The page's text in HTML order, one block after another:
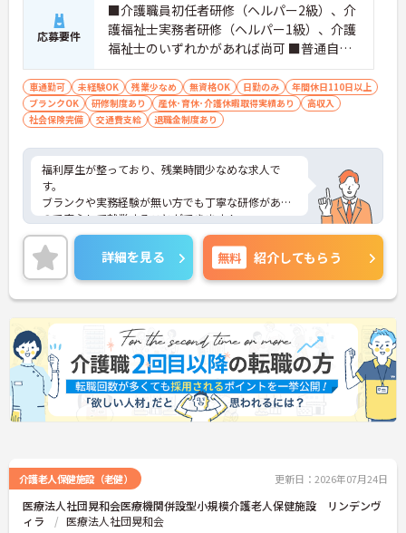
応募要件
■介護職員初任者研修（ヘルパー2級）、介
護福祉士実務者研修（ヘルパー1級）、介護
福祉士のいずれかがあれば尚可 ■普通自動
車運転免許（AT車限定可） ※未経験相談可
車通勤可 未経験OK 残業少なめ 無資格OK 日勤のみ
年間休日110日以上
ブランクOK
研修制度あり 産休･育休･介護休暇取得実績あり
高収入
社会保険完備
交通費支給 退職金制度あり
福利厚生が整っており、残業時間少なめな求人で
す。
ブランクや実務経験が無い方でも丁寧な研修がある
ので安心して就業することができます！
またUターン・Iターンの希望者も歓迎しておりま
す。
ご興味ある方には、面接対策ポイントなど、さらに
詳細をお話しいたしますのでお気軽にご相談くださ
い！
詳細を見る 無料 紹介してもらう
介護老人保健施設（老健） 更新日：2026年07月24日
医療法人社団晃和会医療機関併設型小規模介護老人保健施設 リンデンヴ
ィラ
医療法人社団晃和会